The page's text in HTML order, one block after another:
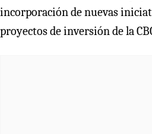
incorporación de nuevas
proyectos de inversión de la